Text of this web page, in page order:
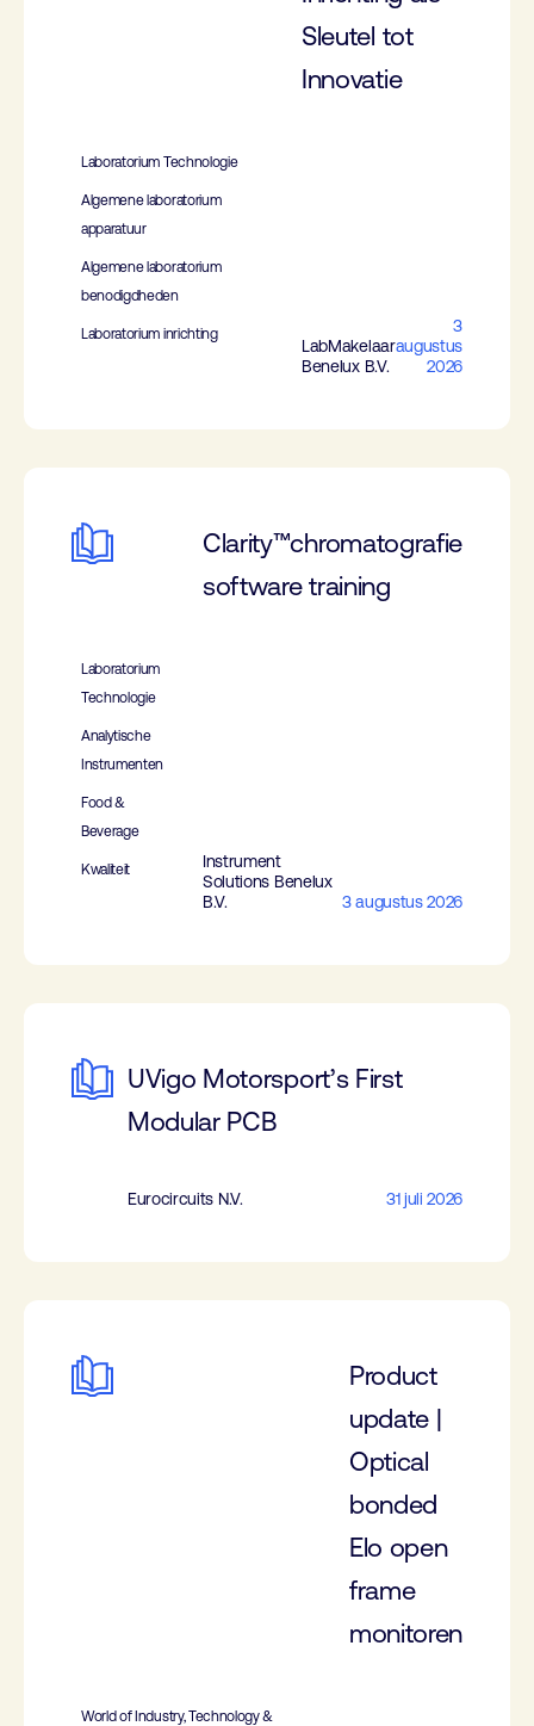
Sleutel tot
Innovatie
Laboratorium Technologie
Algemene laboratorium
apparatuur
Algemene laboratorium
benodigdheden
Laboratorium inrichting
LabMakelaar
Benelux B.V.
3
augustus
2026
Clarity™chromatografie
software training
Laboratorium
Technologie
Analytische
Instrumenten
Food &
Beverage
Kwaliteit
Instrument
Solutions Benelux
B.V.
3 augustus 2026
UVigo Motorsport’s First
Modular PCB
Eurocircuits N.V. 31 juli 2026
Product
update |
Optical
bonded
Elo open
frame
monitoren
World of Industry, Technology &